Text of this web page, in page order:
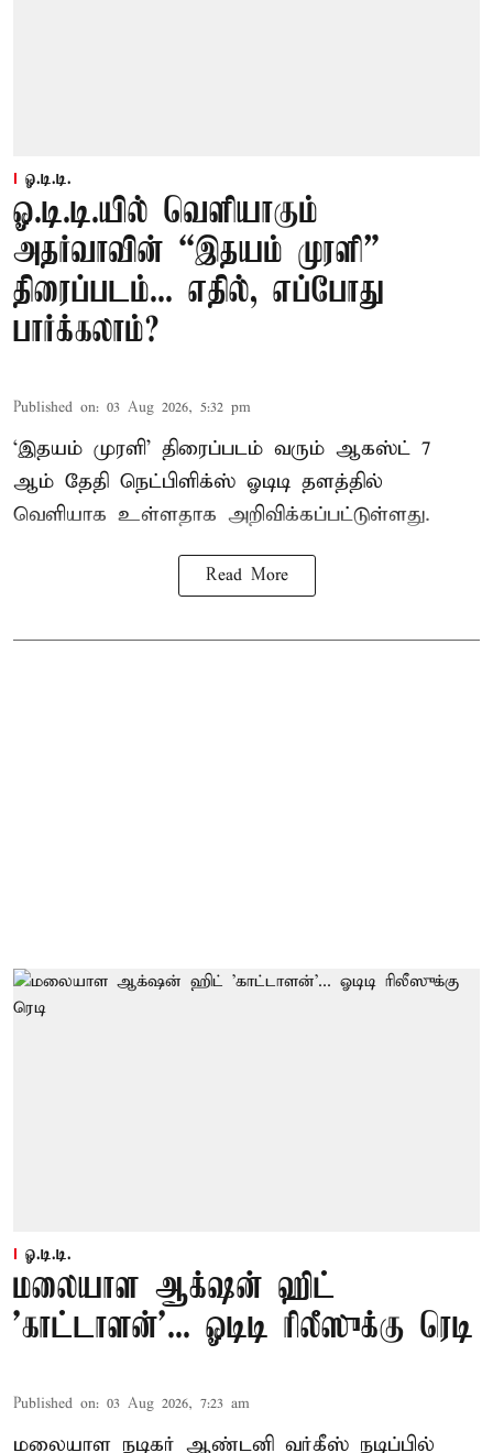
ஓ.டி.டி.
ஓ.டி.டி.யில் வெளியாகும்
அதர்வாவின் “இதயம் முரளி”
திரைப்படம்... எதில், எப்போது
பார்க்கலாம்?
Published on: 03 Aug 2026, 5:32 pm
‘இதயம் முரளி’ திரைப்படம் வரும் ஆகஸ்ட் 7
ஆம் தேதி நெட்பிளிக்ஸ் ஓடிடி தளத்தில்
வெளியாக உள்ளதாக அறிவிக்கப்பட்டுள்ளது.
Read More
ஓ.டி.டி.
மலையாள ஆக்‌ஷன் ஹிட்
'காட்டாளன்'... ஓடிடி ரிலீஸுக்கு ரெடி
Published on: 03 Aug 2026, 7:23 am
மலையாள நடிகர் ஆண்டனி வர்கீஸ் நடிப்பில்